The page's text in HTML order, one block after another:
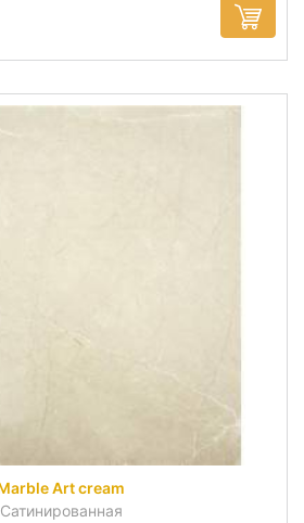
Art cream
Сатинированная